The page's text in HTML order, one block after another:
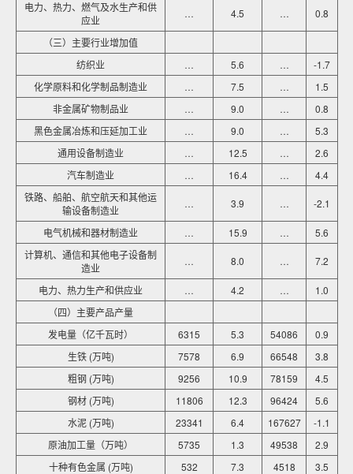
电力、热力、燃气及水生产和供
应业
… 4.5 … 0.8
（三）主要行业增加值
纺织业
… 5.6 …
-1.7
化学原料和化学制品制造业
… 7.5 …
1.5
非金属矿物制品业
… 9.0 …
0.8
黑色金属冶炼和压延加工业
… 9.0 …
5.3
通用设备制造业
… 12.5 …
2.6
汽车制造业
… 16.4 …
4.4
铁路、船舶、航空航天和其他运
输设备制造业
… 3.9 … -2.1
电气机械和器材制造业 … 15.9 …
5.6
计算机、通信和其他电子设备制
造业
… 8.0 … 7.2
电力、热力生产和供应业 … 4.2 …
1.0
（四）主要产品产量
发电量（亿千瓦时）
6315 5.3 54086
0.9
生铁 (万吨)
7578 6.9 66548
3.8
粗钢 (万吨)
9256 10.9 78159
4.5
钢材 (万吨)
11806 12.3 96424
5.6
水泥 (万吨)
23341 6.4 167627
-1.1
原油加工量（万吨）
5735 1.3 49538
2.9
十种有色金属 (万吨)
532 7.3 4518
3.5